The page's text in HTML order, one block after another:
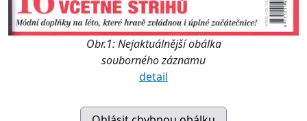
Obr.1: Nejaktuálnější obálka
souborného záznamu
detail